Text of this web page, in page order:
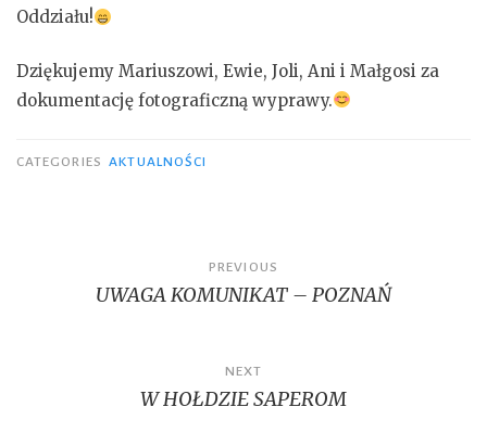
Oddziału!
Dziękujemy Mariuszowi, Ewie, Joli, Ani i Małgosi za
dokumentację fotograficzną wyprawy.
CATEGORIES AKTUALNOŚCI
wpisu
PREVIOUS
UWAGA KOMUNIKAT – POZNAŃ
NEXT
W HOŁDZIE SAPEROM